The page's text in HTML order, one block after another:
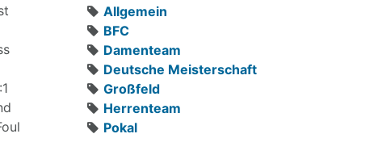
Allgemein
BFC
Damenteam
Deutsche Meisterschaft
Großfeld
Herrenteam
Pokal